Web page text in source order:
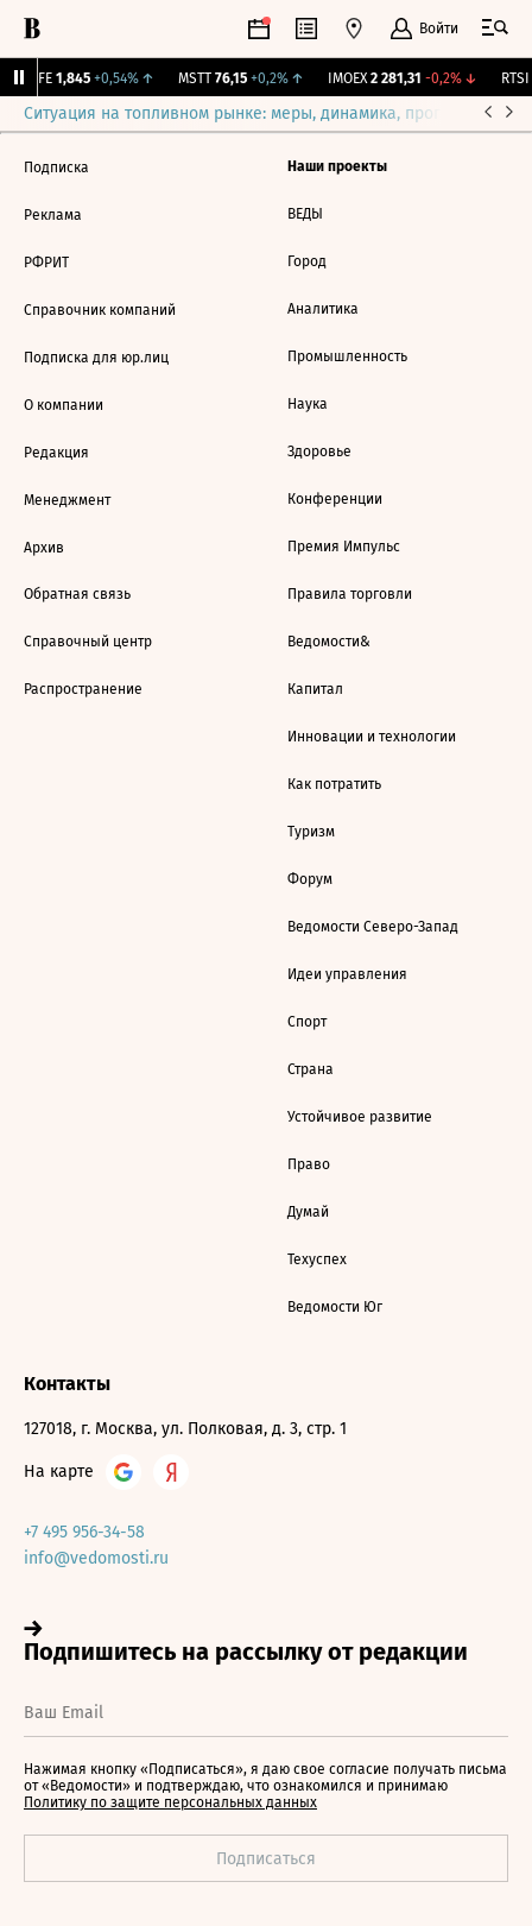
Войти
LIFE 1,845 +0,54%↑ MSTT 76,15 +0,2%↑ IMOEX 2 281,31 -0,2%↓ RTSI
Ситуация на топливном рынке: меры, динамика, прогнозы
Подписка
Реклама
РФРИТ
Справочник компаний
Подписка для юр.лиц
О компании
Редакция
Менеджмент
Архив
Обратная связь
Справочный центр
Распространение
Наши проекты
ВЕДЫ
Город
Аналитика
Промышленность
Наука
Здоровье
Конференции
Премия Импульс
Правила торговли
Ведомости&
Капитал
Инновации и технологии
Как потратить
Туризм
Форум
Ведомости Северо-Запад
Идеи управления
Спорт
Страна
Устойчивое развитие
Право
Думай
Техуспех
Ведомости Юг
Контакты
127018, г. Москва, ул. Полковая, д. 3, стр. 1
На карте
+7 495 956-34-58
info@vedomosti.ru
Нажимая кнопку «Подписаться», я даю свое согласие получать письма
от «Ведомости» и подтверждаю, что ознакомился и принимаю
Политику по защите персональных данных